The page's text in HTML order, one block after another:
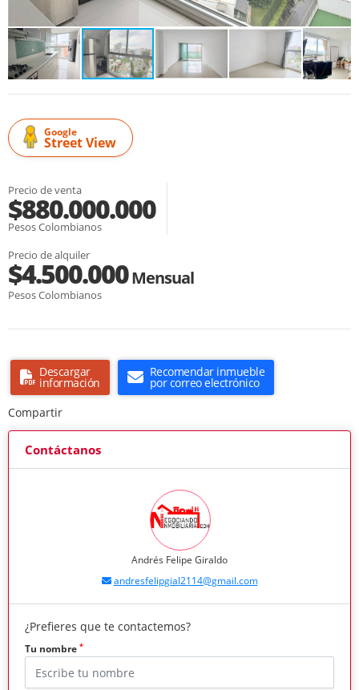
Google
Street View
Precio de venta
$880.000.000
Pesos Colombianos
Precio de alquiler
$4.500.000Mensual
Pesos Colombianos
Descargar
información
Recomendar inmueble
por correo electrónico
Compartir
Contáctanos
Andrés Felipe Giraldo
andresfelipgial2114@gmail.com
¿Prefieres que te contactemos?
Tu nombre *